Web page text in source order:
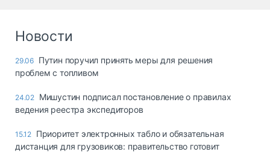
Новости
29.06 Путин поручил принять меры для решения
проблем с топливом
24.02 Мишустин подписал постановление о правилах
ведения реестра экспедиторов
15.12 Приоритет электронных табло и обязательная
дистанция для грузовиков: правительство готовит